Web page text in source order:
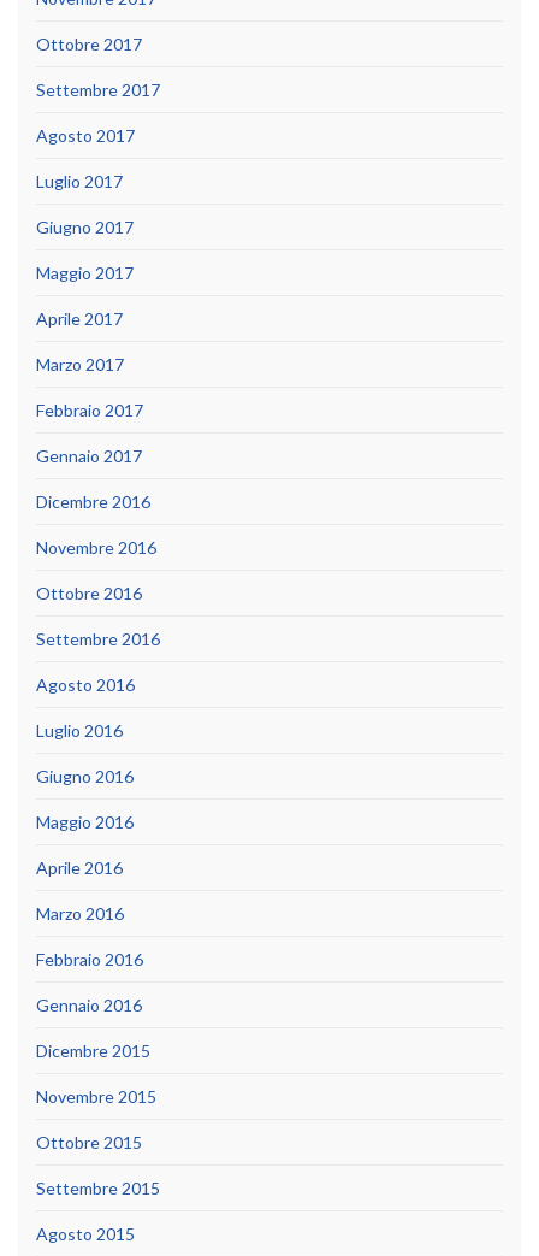
Ottobre 2017
Settembre 2017
Agosto 2017
Luglio 2017
Giugno 2017
Maggio 2017
Aprile 2017
Marzo 2017
Febbraio 2017
Gennaio 2017
Dicembre 2016
Novembre 2016
Ottobre 2016
Settembre 2016
Agosto 2016
Luglio 2016
Giugno 2016
Maggio 2016
Aprile 2016
Marzo 2016
Febbraio 2016
Gennaio 2016
Dicembre 2015
Novembre 2015
Ottobre 2015
Settembre 2015
Agosto 2015